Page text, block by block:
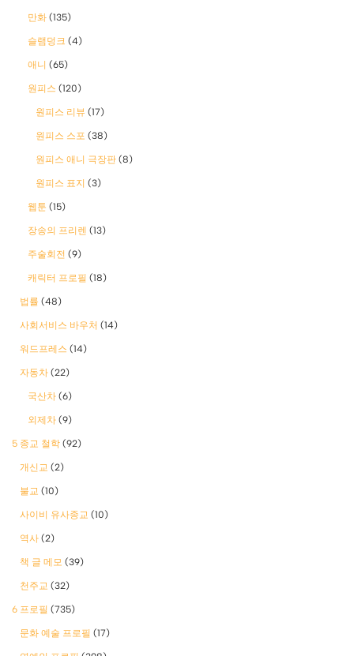
만화 (135)
슬램덩크 (4)
애니 (65)
원피스 (120)
원피스 리뷰 (17)
원피스 스포 (38)
원피스 애니 극장판 (8)
원피스 표지 (3)
웹툰 (15)
장송의 프리렌 (13)
주술회전 (9)
캐릭터 프로필 (18)
법률 (48)
사회서비스 바우처 (14)
워드프레스 (14)
자동차 (22)
국산차 (6)
외제차 (9)
5 종교 철학 (92)
개신교 (2)
불교 (10)
사이비 유사종교 (10)
역사 (2)
책 글 메모 (39)
천주교 (32)
6 프로필 (735)
문화 예술 프로필 (17)